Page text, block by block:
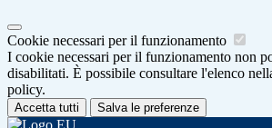
Cookie necessari per il funzionamento
I cookie necessari per il funzionamento non
disabilitati. È possibile consultare l'elenco
policy.
Accetta tutti Salva le preferenze